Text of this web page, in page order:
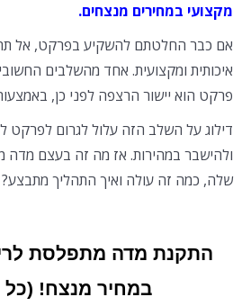
מקצועי במחירים מנצחים.
אם כבר החלטתם להשקיע בפרקט, אל
איכותית ומקצועית. אחד מהשלבים
פרקט הוא יישור הרצפה לפני כן,
דילוג על השלב הזה עלול לגרום לפרקט
ולהישבר במהירות. אז מה זה בעצם מדה
שלה, כמה זה עולה ואיך התהליך מתבצע?
התקנת מדה מתפלסת
במחיר מנצח! (כל